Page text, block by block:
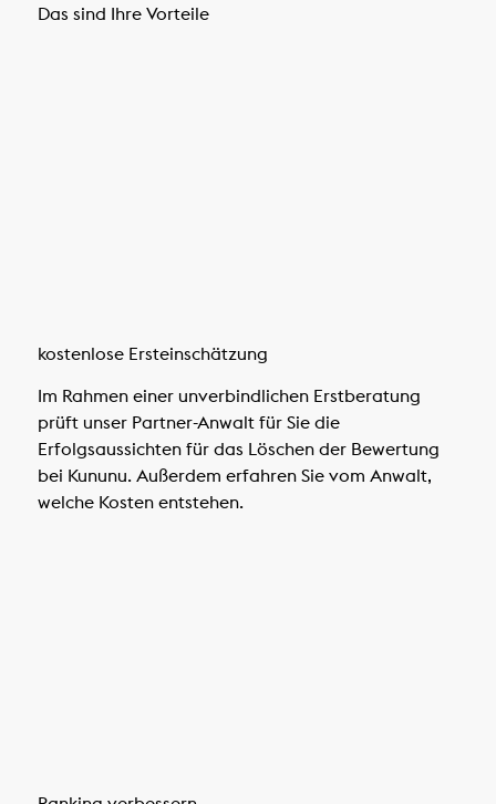
Das sind Ihre Vorteile
kostenlose Ersteinschätzung
Im Rahmen einer unverbindlichen Erstberatung
prüft unser Partner-Anwalt für Sie die
Erfolgsaussichten für das Löschen der Bewertung
bei Kununu. Außerdem erfahren Sie vom Anwalt,
welche Kosten entstehen.